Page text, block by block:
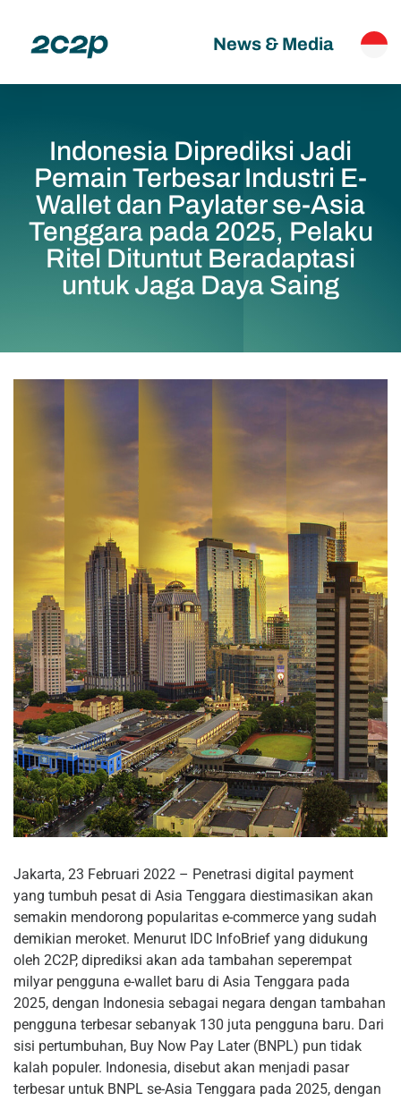
News & Media
Indonesia Diprediksi Jadi
Pemain Terbesar Industri E-
Wallet dan Paylater se-Asia
Tenggara pada 2025, Pelaku
Ritel Dituntut Beradaptasi
untuk Jaga Daya Saing
Jakarta, 23 Februari 2022 – Penetrasi digital payment
yang tumbuh pesat di Asia Tenggara diestimasikan akan
semakin mendorong popularitas e-commerce yang sudah
demikian meroket. Menurut IDC InfoBrief yang didukung
oleh 2C2P, diprediksi akan ada tambahan seperempat
milyar pengguna e-wallet baru di Asia Tenggara pada
2025, dengan Indonesia sebagai negara dengan tambahan
pengguna terbesar sebanyak 130 juta pengguna baru. Dari
sisi pertumbuhan, Buy Now Pay Later (BNPL) pun tidak
kalah populer. Indonesia, disebut akan menjadi pasar
terbesar untuk BNPL se-Asia Tenggara pada 2025, dengan